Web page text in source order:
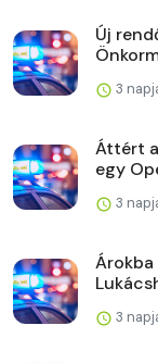
Új
3
Áttért
egy
3
3